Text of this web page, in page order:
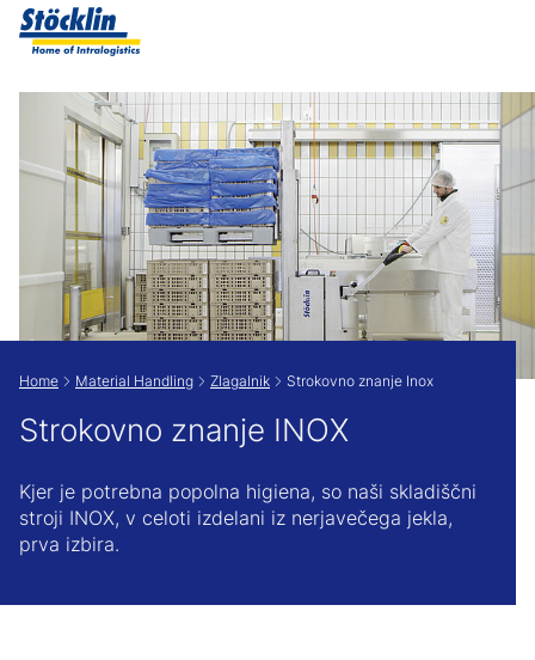
Show convenient version of this site
Don't show this message again
Home Material Handling Zlagalnik Strokovno znanje Inox
Strokovno znanje INOX
Kjer je potrebna popolna higiena, so naši skladiščni
stroji INOX, v celoti izdelani iz nerjavečega jekla,
prva izbira.